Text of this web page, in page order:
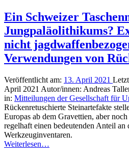
Ein Schweizer
Jungpaläolithikums?
nicht
Verwendungen von
Veröffentlicht am: 13. April 2021
April 2021 Autor/innen: Andreas
in: Mitteilungen der Gesellschaft für
Rückenretuschierte Steinartefakte
Europas ab dem Gravettien, aber
regelhaft einen bedeutenden Anteil an
Werkzeuginventaren.
Weiterlesen…